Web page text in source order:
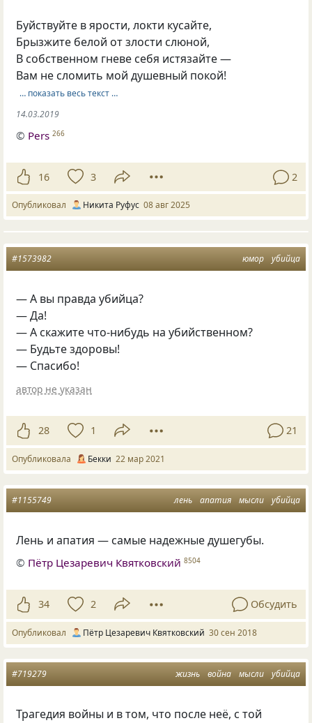
Буйствуйте в ярости, локти кусайте,
Брызжите белой от злости слюной,
В собственном гневе себя истязайте —
Вам не сломить мой душевный покой!
… показать весь текст …
14.03.2019
© Pers 266
16 3 2
Опубликовал Никита Руфус 08 авг 2025
юмор убийца
#1573982
— А вы правда убийца?
— Да!
— А скажите что-нибудь на убийственном?
— Будьте здоровы!
— Спасибо!
автор не указан
28 1 21
Опубликовала Бекки 22 мар 2021
лень апатия мысли убийца
#1155749
Лень и апатия — самые надежные душегубы.
© Пётр Цезаревич Квятковский 8504
34 2 Обсудить
Опубликовал Пётр Цезаревич Квятковский 30 сен 2018
жизнь война мысли убийца
#719279
Трагедия войны и в том, что после неё, с той